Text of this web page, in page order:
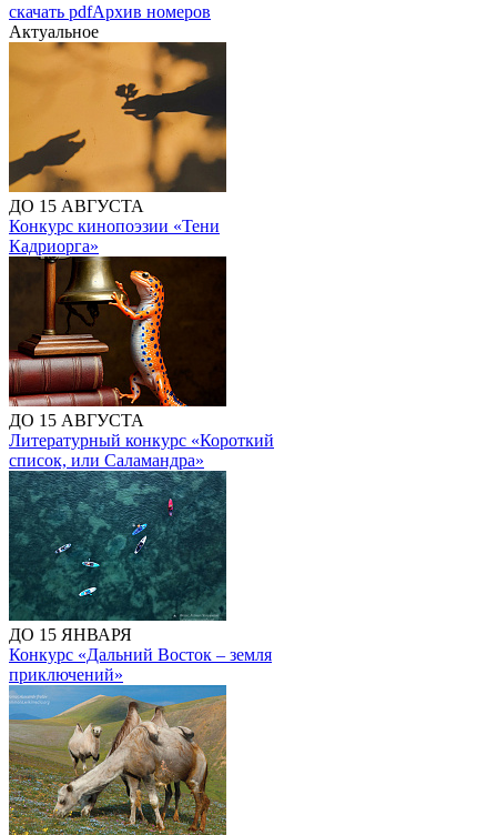
скачать pdfАрхив номеров
Актуальное
ДО 15 АВГУСТА
Конкурс кинопоэзии «Тени
Кадриорга»
ДО 15 АВГУСТА
Литературный конкурс «Короткий
список, или Саламандра»
ДО 15 ЯНВАРЯ
Конкурс «Дальний Восток – земля
приключений»